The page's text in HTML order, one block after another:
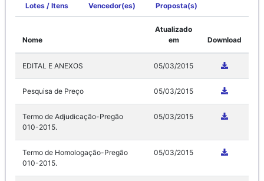
Lotes / Itens Vencedor(es) Proposta(s)
Nome
Atualizado
em
Download
EDITAL E ANEXOS 05/03/2015
Pesquisa de Preço 05/03/2015
Termo de Adjudicação-Pregão
010-2015.
05/03/2015
Termo de Homologação-Pregão
010-2015.
05/03/2015